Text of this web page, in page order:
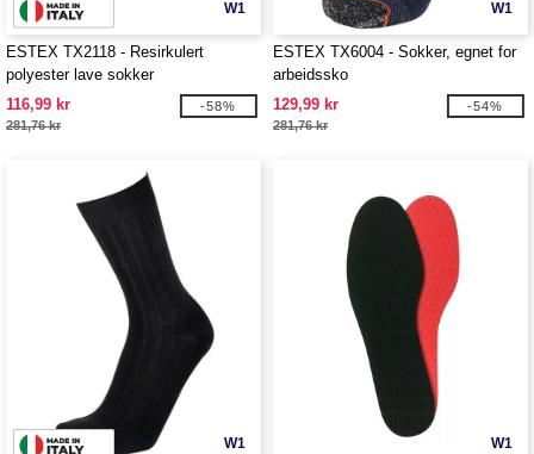
W1
ESTEX TX2118 - Resirkulert
polyester lave sokker
116,99 kr
281,76 kr
-58%
W1
ESTEX TX6004 - Sokker, egnet for
arbeidssko
129,99 kr
281,76 kr
-54%
W1 W1